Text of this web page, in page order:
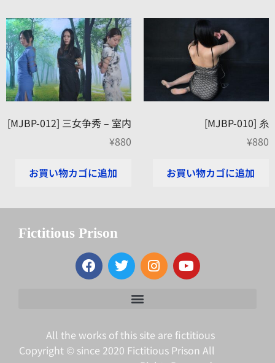
[MJBP-012] 三女争秀 – 室内
¥880
お買い物カゴに追加
[MJBP-010] 糸
¥880
お買い物カゴに追加
Fictitious Prison
All the works of this site are fictitious
Copyright © since 2020 Fictitious Prison All